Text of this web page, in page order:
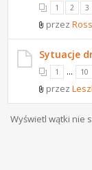
1 2 3
przez
Sytuacje
1 ... 10
przez
Wyświetl wątki nie